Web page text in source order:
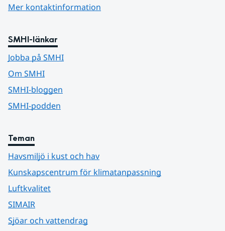
Mer kontaktinformation
SMHI-länkar
Jobba på SMHI
Om SMHI
SMHI-bloggen
SMHI-podden
Teman
Havsmiljö i kust och hav
Kunskapscentrum för klimatanpassning
Luftkvalitet
SIMAIR
Sjöar och vattendrag